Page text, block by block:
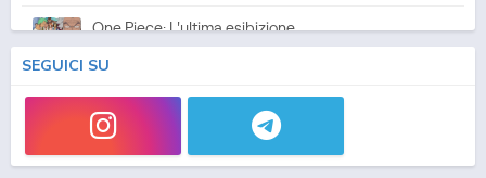
One Piece: L'ultima esibizione
Special - 2003 - 45 min/ep
One Piece: L'ultima esibizione (ITA)
Special - 2003 - 45 min/ep
SEGUICI SU